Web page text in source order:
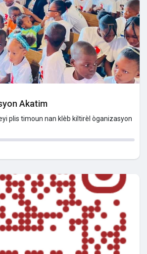
Akatim
plis timoun nan klèb kiltirèl òganizasyon